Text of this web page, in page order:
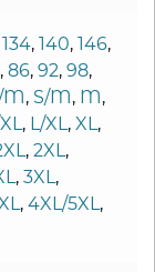
134, 140, 146,
, 86, 92, 98,
M, S/M, M,
, L/XL, XL,
, 2XL,
, 3XL,
, 4XL/5XL,